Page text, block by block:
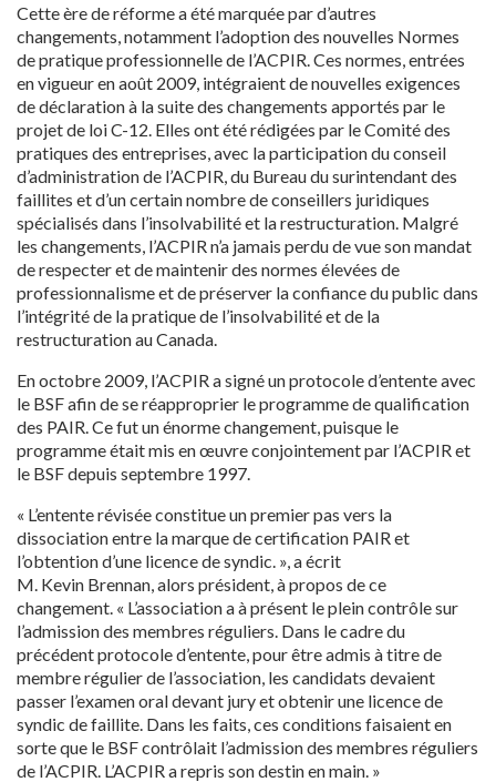
Cette ère de réforme a été marquée par d’autres
changements, notamment l’adoption des nouvelles Normes
de pratique professionnelle de l’ACPIR. Ces normes, entrées
en vigueur en août 2009, intégraient de nouvelles exigences
de déclaration à la suite des changements apportés par le
projet de loi C-12. Elles ont été rédigées par le Comité des
pratiques des entreprises, avec la participation du conseil
d’administration de l’ACPIR, du Bureau du surintendant des
faillites et d’un certain nombre de conseillers juridiques
spécialisés dans l’insolvabilité et la restructuration. Malgré
les changements, l’ACPIR n’a jamais perdu de vue son mandat
de respecter et de maintenir des normes élevées de
professionnalisme et de préserver la confiance du public dans
l’intégrité de la pratique de l’insolvabilité et de la
restructuration au Canada.
En octobre 2009, l’ACPIR a signé un protocole d’entente avec
le BSF afin de se réapproprier le programme de qualification
des PAIR. Ce fut un énorme changement, puisque le
programme était mis en œuvre conjointement par l’ACPIR et
le BSF depuis septembre 1997.
« L’entente révisée constitue un premier pas vers la
dissociation entre la marque de certification PAIR et
l’obtention d’une licence de syndic. », a écrit
M. Kevin Brennan, alors président, à propos de ce
changement. « L’association a à présent le plein contrôle sur
l’admission des membres réguliers. Dans le cadre du
précédent protocole d’entente, pour être admis à titre de
membre régulier de l’association, les candidats devaient
passer l’examen oral devant jury et obtenir une licence de
syndic de faillite. Dans les faits, ces conditions faisaient en
sorte que le BSF contrôlait l’admission des membres réguliers
de l’ACPIR. L’ACPIR a repris son destin en main. »